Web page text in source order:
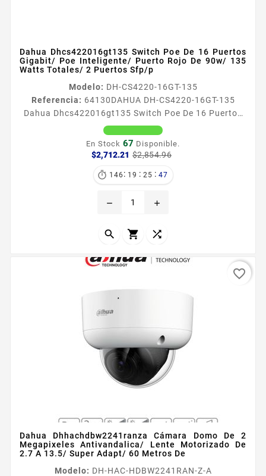
Dahua Dhcs422016gt135 Switch Poe De 16 Puertos
Gigabit/ Poe Inteligente/ Puerto Rojo De 90w/ 135
Watts Totales/ 2 Puertos Sfp/p
Modelo: DH-CS4220-16GT-135
Referencia: 64130DAHUA DH-CS4220-16GT-135
Dahua Dhcs422016gt135 Switch Poe De 16 Puertos
Gigabit/ Poe Inteligente/ Puerto Rojo De 90w/ 135
Watts Totales/ 2 Puertos Sfp/p Información General
El switch DAHUA DHCS422016GT135 ofrece 16
para dispositivos de alta potencia y una capacidad
para reinicios automáticos...
En Stock 67 Disponible.
$2,712.21 $2,854.96
 146 : 19 : 25 : 46
remove add
  
Dahua Dhhachdbw2241ranza Cámara Domo De 2
Megapixeles Antivandalica/ Lente Motorizado De
2.7 A 13.5/ Super Adapt/ 60 Metros De
Modelo: DH-HAC-HDBW2241RAN-Z-A
favorite_border